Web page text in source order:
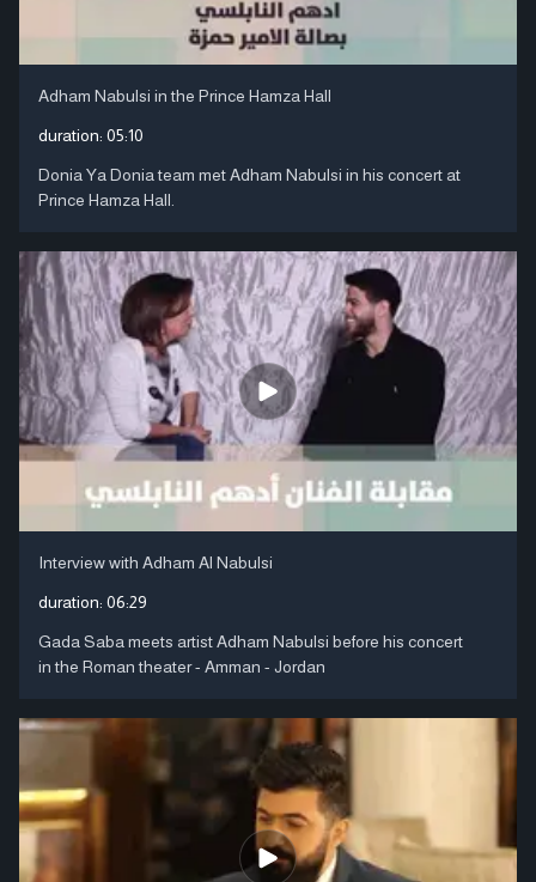
Adham Nabulsi in the Prince Hamza Hall
duration: 05:10
Donia Ya Donia team met Adham Nabulsi in his concert at
Prince Hamza Hall.
Interview with Adham Al Nabulsi
duration: 06:29
Gada Saba meets artist Adham Nabulsi before his concert
in the Roman theater - Amman - Jordan